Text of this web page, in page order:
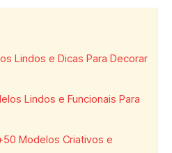
Lindos e Dicas Para Decorar
Lindos e Funcionais Para
Modelos Criativos e